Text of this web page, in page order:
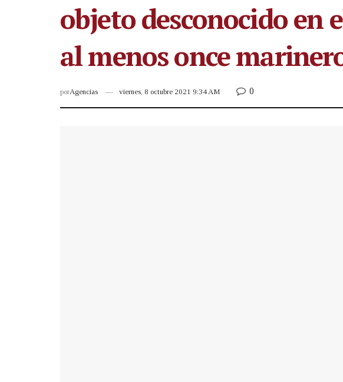
objeto desconocido en
al menos once
porAgencias viernes, 8 octubre 2021 9:34 AM 0